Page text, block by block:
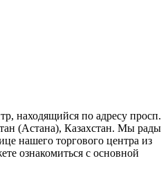
находящийся по адресу просп.
(Астана), Казахстан. Мы рады
нашего торгового центра из
ознакомиться с основной